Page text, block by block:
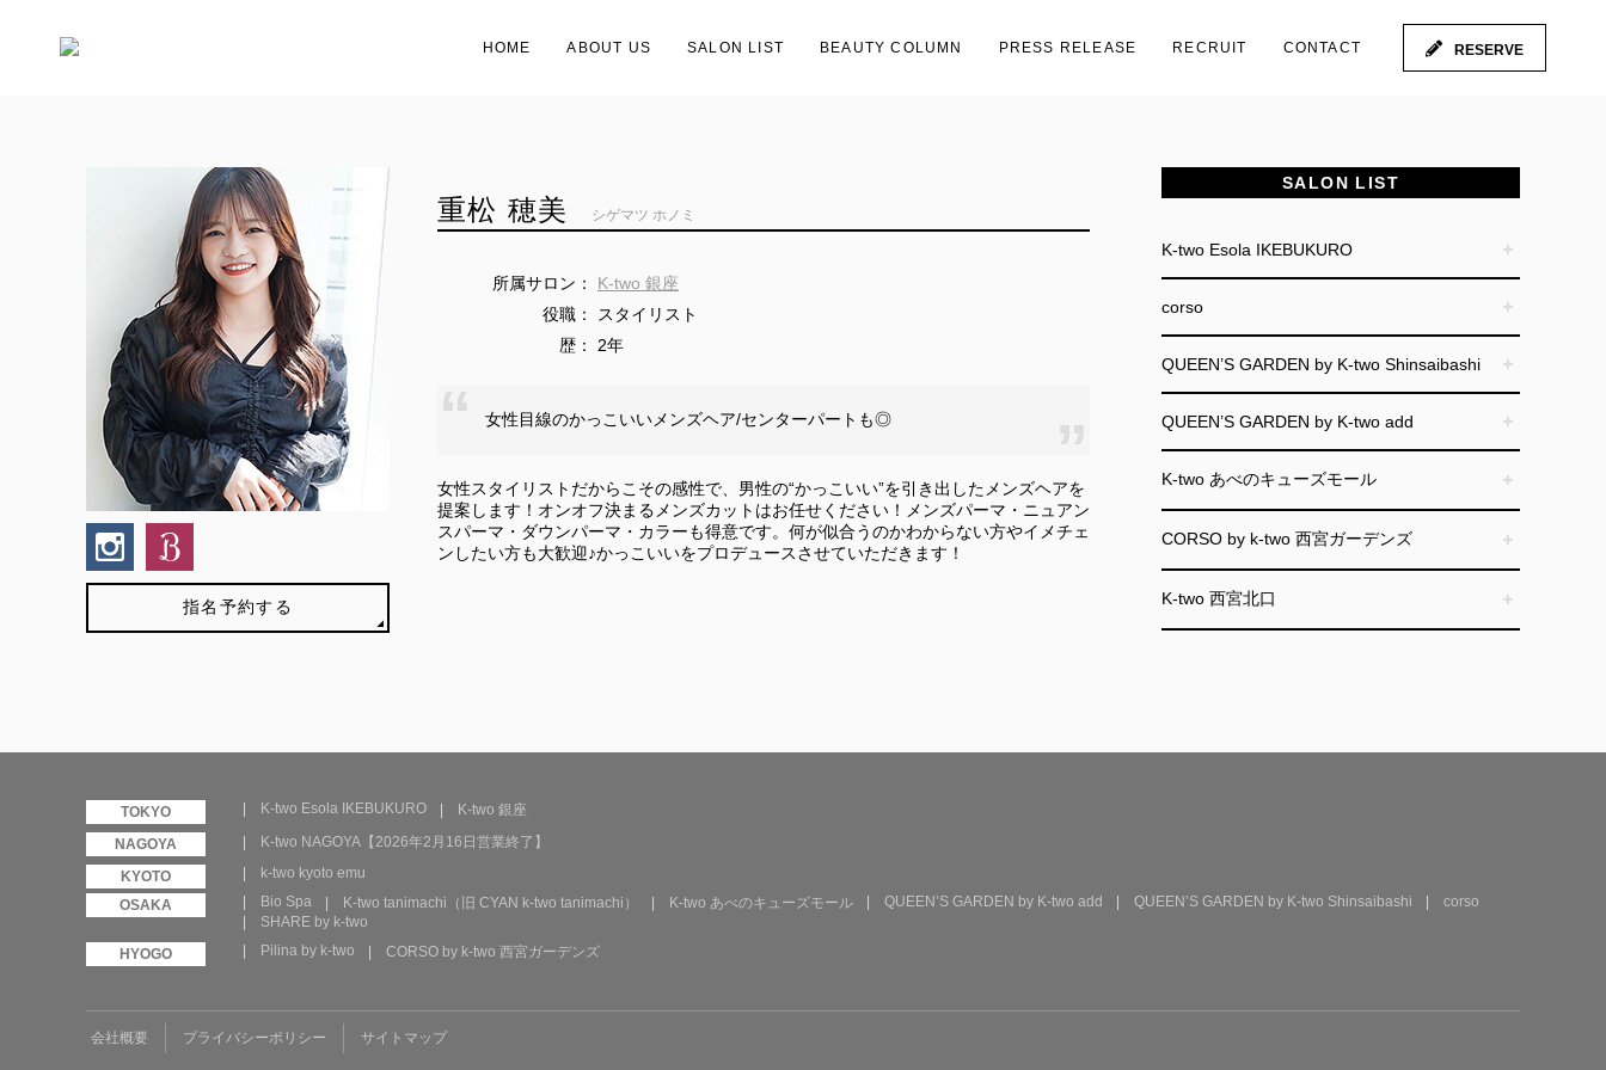
HOME ABOUT US SALON LIST BEAUTY COLUMN PRESS RELEASE RECRUIT CONTACT RESERVE
指名予約する
重松 穂美 シゲマツ ホノミ
所属サロン：
K-two 銀座
役職：
スタイリスト
歴：
2年
女性目線のかっこいいメンズヘア/センターパートも◎
女性スタイリストだからこその感性で、男性の“かっこいい”を引き出したメンズヘアを
提案します！オンオフ決まるメンズカットはお任せください！メンズパーマ・ニュアン
スパーマ・ダウンパーマ・カラーも得意です。何が似合うのかわからない方やイメチェ
ンしたい方も大歓迎♪かっこいいをプロデュースさせていただきます！
SALON LIST
K-two Esola IKEBUKURO
corso
QUEEN’S GARDEN by K-two Shinsaibashi
QUEEN’S GARDEN by K-two add
K-two あべのキューズモール
CORSO by k-two 西宮ガーデンズ
K-two 西宮北口
K-two Esola IKEBUKURO
K-two 銀座
K-two NAGOYA【2026年2月16日営業終了】
k-two kyoto emu
Bio Spa
K-two tanimachi（旧 CYAN k-two tanimachi） K-two あべのキューズモール QUEEN’S GARDEN by K-two add QUEEN’S GARDEN by K-two Shinsaibashi
corso
SHARE by k-two
Pilina by k-two
CORSO by k-two 西宮ガーデンズ
会社概要 プライバシーポリシー サイトマップ